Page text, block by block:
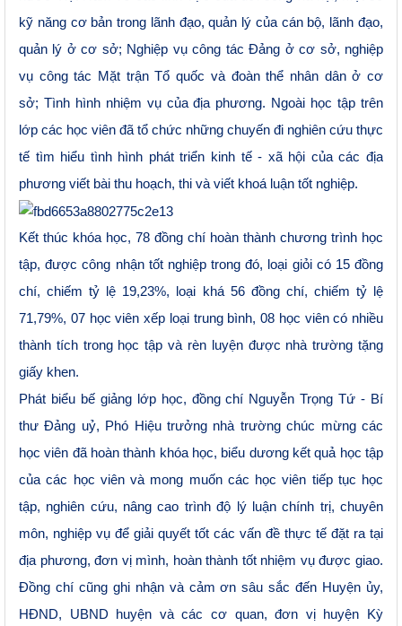
kỹ năng cơ bản trong lãnh đạo, quản lý của cán bộ, lãnh đạo,
quản lý ở cơ sở; Nghiệp vụ công tác Đảng ở cơ sở, nghiệp
vụ công tác Mặt trận Tổ quốc và đoàn thể nhân dân ở cơ
sở; Tình hình nhiệm vụ của địa phương. Ngoài học tập trên
lớp các học viên đã tổ chức những chuyến đi nghiên cứu thực
tế tìm hiểu tình hình phát triển kinh tế - xã hội của các địa
phương viết bài thu hoạch, thi và viết khoá luận tốt nghiệp.
Kết thúc khóa học, 78 đồng chí hoàn thành chương trình học
tập, được công nhận tốt nghiệp trong đó, loại giỏicó 15đồng
chí, chiếm tỷ lệ 19,23%, loại khá 56đồng chí, chiếm tỷ lệ
71,79%, 07 học viên xếp loại trung bình, 08 học viên có nhiều
thành tích trong học tập và rèn luyện được nhà trường tặng
giấy khen.
Phát biểu bế giảng lớp học, đồng chí Nguyễn Trọng Tứ- Bí
thư Đảng uỷ, Phó Hiệu trưởng nhà trường chúc mừng các
học viên đã hoàn thành khóa học, biểu dương kết quả học tập
của các học viên và mong muốn các học viên tiếp tục học
tập, nghiên cứu, nâng cao trình độ
lý luận chính trị, chuyên
môn, nghiệp vụ để giải quyết tốt các vấn đề thực tế đặt ra tại
địa phương, đơn vị mình, hoàn thành tốt nhiệm vụ được giao.
Đồng chí cũng ghi nhận và cảm ơn sâu sắc đến Huyện ủy,
HĐND, UBND huyện và các cơ quan, đơn vị huyện Kỳ